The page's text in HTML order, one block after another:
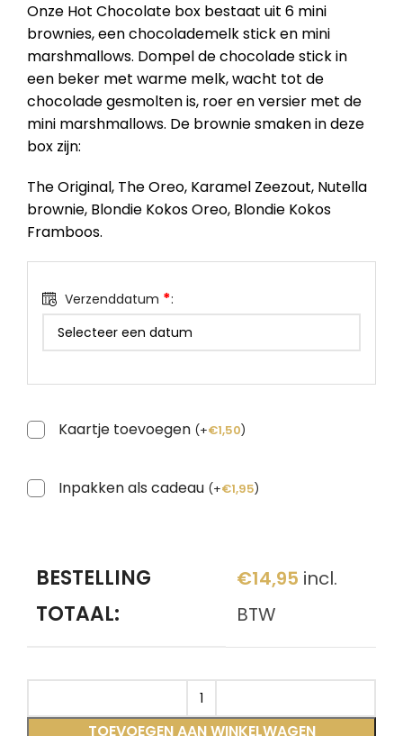
Onze Hot Chocolate box bestaat uit 6 mini
brownies, een chocolademelk stick en mini
marshmallows. Dompel de chocolade stick in
een beker met warme melk, wacht tot de
chocolade gesmolten is, roer en versier met de
mini marshmallows. De brownie smaken in deze
box zijn:
The Original, The Oreo, Karamel Zeezout, Nutella
brownie, Blondie Kokos Oreo, Blondie Kokos
Framboos.
Verzenddatum *:
Kaartje toevoegen (+€1,50)
Inpakken als cadeau (+€1,95)
BESTELLING
TOTAAL:
€14,95 incl.
BTW
TOEVOEGEN AAN WINKELWAGEN